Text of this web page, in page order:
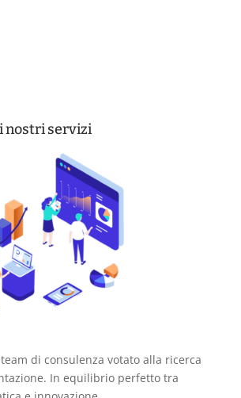
nostri servizi
di consulenza votato alla ricerca
In equilibrio perfetto tra